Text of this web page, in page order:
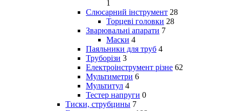
1
Слюсарний інструмент 28
Торцеві головки 28
Зварювальні апарати 7
Маски 4
Паяльники для труб 4
Труборізи 3
Електроінструмент різне 62
Мультиметри 6
Мультитул 4
Тестер напруги 0
Тиски, струбцины 7